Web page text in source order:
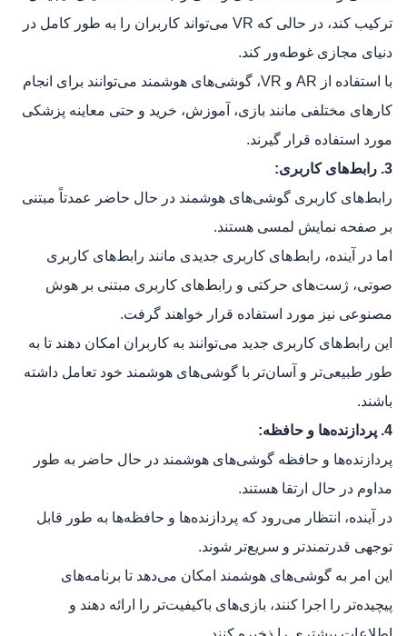
ترکیب کند، در حالی که VR می‌تواند کاربران را به طور کامل در
دنیای مجازی غوطه‌ور کند.
با استفاده از AR و VR، گوشی‌های هوشمند می‌توانند برای انجام
کارهای مختلفی مانند بازی، آموزش، خرید و حتی معاینه پزشکی
مورد استفاده قرار گیرند.
3. رابط‌های کاربری:
رابط‌های کاربری گوشی‌های هوشمند در حال حاضر عمدتاً مبتنی
بر صفحه نمایش لمسی هستند.
اما در آینده، رابط‌های کاربری جدیدی مانند رابط‌های کاربری
صوتی، ژست‌های حرکتی و رابط‌های کاربری مبتنی بر هوش
مصنوعی نیز مورد استفاده قرار خواهند گرفت.
این رابط‌های کاربری جدید می‌توانند به کاربران امکان دهند تا به
طور طبیعی‌تر و آسان‌تر با گوشی‌های هوشمند خود تعامل داشته
باشند.
4. پردازنده‌ها و حافظه:
پردازنده‌ها و حافظه گوشی‌های هوشمند در حال حاضر به طور
مداوم در حال ارتقا هستند.
در آینده، انتظار می‌رود که پردازنده‌ها و حافظه‌ها به طور قابل
توجهی قدرتمندتر و سریع‌تر شوند.
این امر به گوشی‌های هوشمند امکان می‌دهد تا برنامه‌های
پیچیده‌تر را اجرا کنند، بازی‌های باکیفیت‌تر را ارائه دهند و